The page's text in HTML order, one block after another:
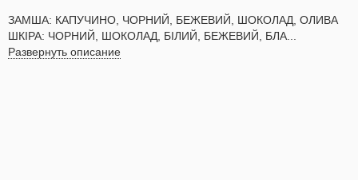
ЗАМША: КАПУЧИНО, ЧОРНИЙ, БЕЖЕВИЙ, ШОКОЛАД, ОЛИВА
ШКІРА: ЧОРНИЙ, ШОКОЛАД, БІЛИЙ, БЕЖЕВИЙ, БЛА...
Развернуть описание